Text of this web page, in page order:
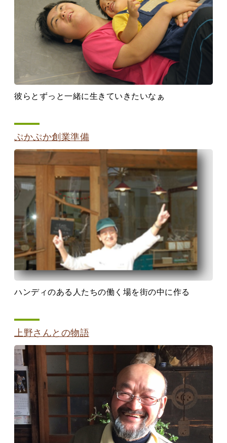
彼らとずっと一緒に生きていきたいなぁ
ぷかぷか創業準備
ハンディのある人たちの働く場を街の中に作る
上野さんとの物語